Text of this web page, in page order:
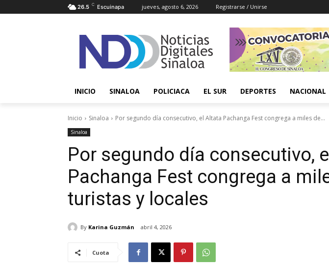
26.5 C Escuinapa jueves, agosto 6, 2026 Registrarse / Unirse
INICIO SINALOA POLICIACA EL SUR DEPORTES NACIONAL
Inicio Sinaloa Por segundo día consecutivo, el Altata Pachanga Fest congrega a miles de...
Sinaloa
Por segundo día consecutivo,
Pachanga Fest congrega a
turistas y locales
By Karina Guzmán abril 4, 2026
Cuota